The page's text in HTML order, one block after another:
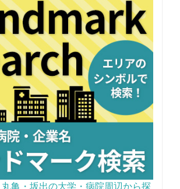
亀・坂出の大学・病院周辺から探